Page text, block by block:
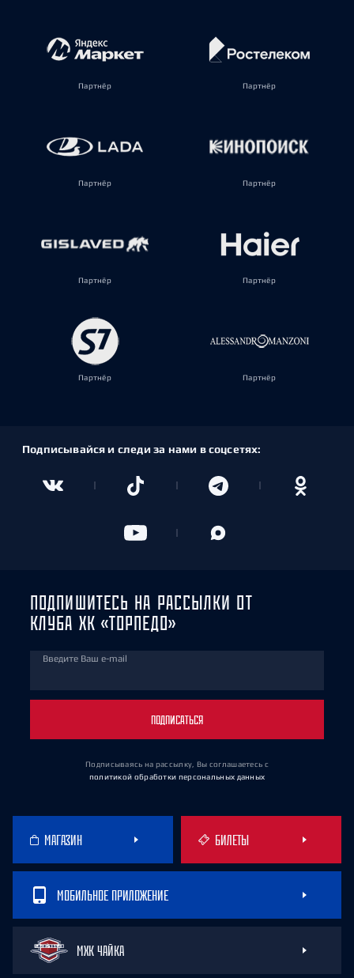
Партнёр Партнёр
Партнёр Партнёр
Партнёр Партнёр
Партнёр Партнёр
Подписывайся и следи за нами в соцсетях:
ПОДПИШИТЕСЬ НА РАССЫЛКИ ОТ
КЛУБА ХК «ТОРПЕДО»
Введите Ваш e-mail
ПОДПИСАТЬСЯ
Подписываясь на рассылку, Вы соглашаетесь с
политикой обработки персональных данных
МАГАЗИН БИЛЕТЫ
МОБИЛЬНОЕ ПРИЛОЖЕНИЕ
МХК ЧАЙКА